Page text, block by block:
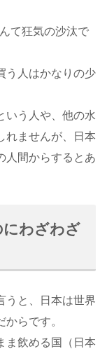
て狂気の沙汰で
う人はかなりの少
いう人や、他の水
れませんが、日本
人間からするとあ
にわざわざ
うと、日本は世界
らです。
ま飲める国（日本